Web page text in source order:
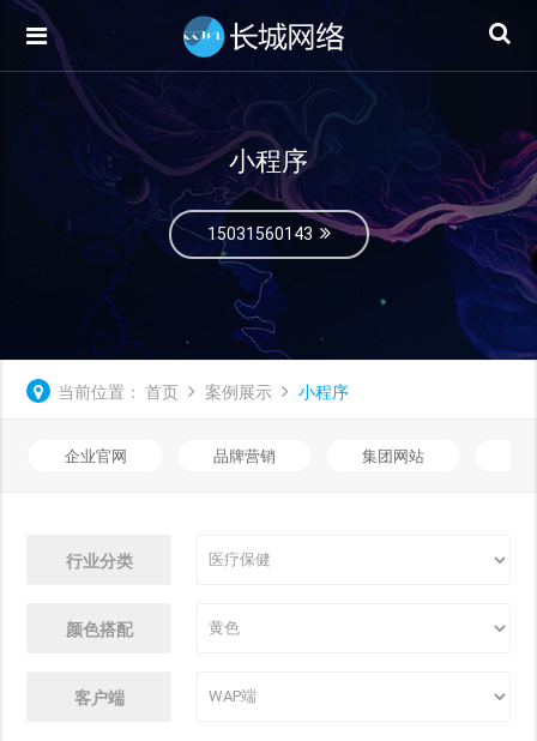
小程序
15031560143
当前位置： 首页 案例展示 小程序
企业官网 品牌营销 集团网站
行业分类
颜色搭配
客户端